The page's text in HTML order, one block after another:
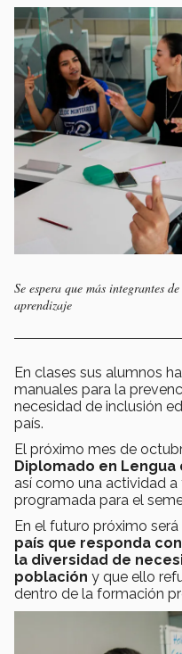
Se espera que más integrantes
aprendizaje
En clases sus alumnos
manuales para la
necesidad de inclusión
país.
El próximo mes de
Diplomado en Lengua
así como una actividad
programada para el
En el futuro próximo
país que responda
la diversidad de
población y que ello
dentro de la formación